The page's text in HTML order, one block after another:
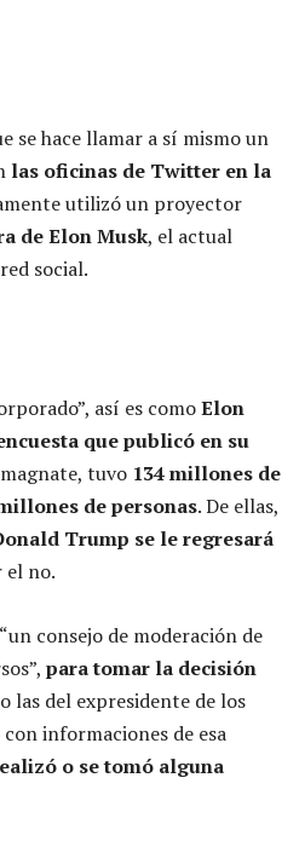
se hace llamar a sí mismo un
las oficinas de Twitter en la
utilizó un proyector
de Elon Musk, el actual
social.
así es comoElon
que publicó en su
tuvo 134 millones de
de personas. De ellas,
Trump se le regresará
el no.
consejo de moderación de
para tomar la decisión
las del expresidente de los
informaciones de esa
o se tomó alguna